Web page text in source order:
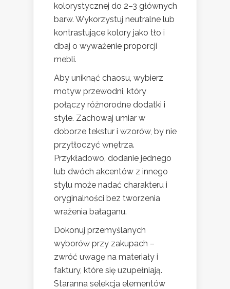
kolorystycznej do 2–3 głównych
barw. Wykorzystuj neutralne lub
kontrastujące kolory jako tło i
dbaj o wyważenie proporcji
mebli.
Aby uniknąć chaosu, wybierz
motyw przewodni, który
połączy różnorodne dodatki i
style. Zachowaj umiar w
doborze tekstur i wzorów, by nie
przytłoczyć wnętrza.
Przykładowo, dodanie jednego
lub dwóch akcentów z innego
stylu może nadać charakteru i
oryginalności bez tworzenia
wrażenia bałaganu.
Dokonuj przemyślanych
wyborów przy zakupach –
zwróć uwagę na materiały i
faktury, które się uzupełniają.
Staranna selekcja elementów